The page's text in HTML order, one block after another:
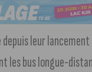
depuis leur
les bus longue-